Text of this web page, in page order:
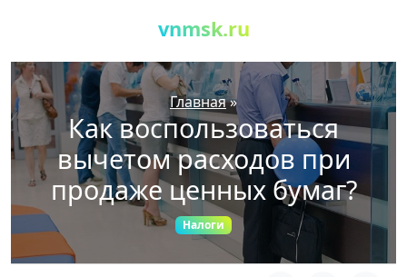
vnmsk.ru
Главная»
Как воспользоваться
вычетом расходов при
продаже ценных бумаг?
Налоги